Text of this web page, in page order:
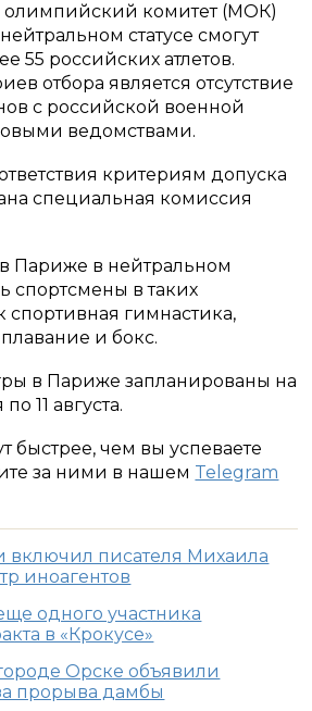
комитет (МОК)
статусе смогут
55 российских атлетов.
отбора является отсутствие
с российской военной
ведомствами.
критериям допуска
специальная комиссия
в Париже в нейтральном
спортсмены в таких
спортивная гимнастика,
и бокс.
в Париже запланированы на
11 августа.
быстрее, чем вы успеваете
за ними в нашем Telegram
включил писателя Михаила
иноагентов
одного участника
в «Крокусе»
Орске объявили
прорыва дамбы